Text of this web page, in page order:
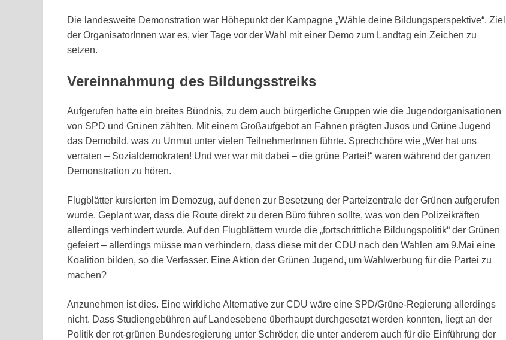
Die landesweite Demonstration war Höhepunkt der Kampagne „Wähle deine Bildungsperspektive“. Ziel
der OrganisatorInnen war es, vier Tage vor der Wahl mit einer Demo zum Landtag ein Zeichen zu
setzen.
Vereinnahmung des Bildungsstreiks
Aufgerufen hatte ein breites Bündnis, zu dem auch bürgerliche Gruppen wie die Jugendorganisationen
von SPD und Grünen zählten. Mit einem Großaufgebot an Fahnen prägten Jusos und Grüne Jugend
das Demobild, was zu Unmut unter vielen TeilnehmerInnen führte. Sprechchöre wie „Wer hat uns
verraten – Sozialdemokraten! Und wer war mit dabei – die grüne Partei!“ waren während der ganzen
Demonstration zu hören.
Flugblätter kursierten im Demozug, auf denen zur Besetzung der Parteizentrale der Grünen aufgerufen
wurde. Geplant war, dass die Route direkt zu deren Büro führen sollte, was von den Polizeikräften
allerdings verhindert wurde. Auf den Flugblättern wurde die „fortschrittliche Bildungspolitik“ der Grünen
gefeiert – allerdings müsse man verhindern, dass diese mit der CDU nach den Wahlen am 9.Mai eine
Koalition bilden, so die Verfasser. Eine Aktion der Grünen Jugend, um Wahlwerbung für die Partei zu
machen?
Anzunehmen ist dies. Eine wirkliche Alternative zur CDU wäre eine SPD/Grüne-Regierung allerdings
nicht. Dass Studiengebühren auf Landesebene überhaupt durchgesetzt werden konnten, liegt an der
Politik der rot-grünen Bundesregierung unter Schröder, die unter anderem auch für die Einführung der